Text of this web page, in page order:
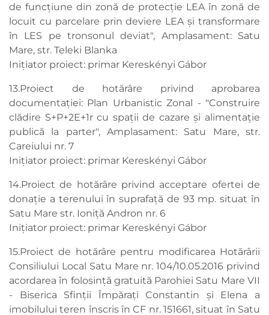
de funcțiune din zonă de protecție LEA în zonă de
locuit cu parcelare prin deviere LEA și transformare
în LES pe tronsonul deviat", Amplasament: Satu
Mare, str. Teleki Blanka
Iniţiator proiect: primar Kereskényi Gábor
13.Proiect de hotărâre privind aprobarea
documentaţiei: Plan Urbanistic Zonal - "Construire
clădire S+P+2E+1r cu spații de cazare și alimentație
publică la parter", Amplasament: Satu Mare, str.
Careiului nr. 7
Iniţiator proiect: primar Kereskényi Gábor
14.Proiect de hotărâre privind acceptare ofertei de
donație a terenului în suprafață de 93 mp. situat în
Satu Mare str. Ioniță Andron nr. 6
Inițiator proiect: primar Kereskényi Gábor
15.Proiect de hotărâre pentru modificarea Hotărârii
Consiliului Local Satu Mare nr. 104/10.05.2016 privind
acordarea în folosinţă gratuită Parohiei Satu Mare VII
- Biserica Sfinţii Împăraţi Constantin şi Elena a
imobilului teren înscris în CF nr. 151661, situat în Satu